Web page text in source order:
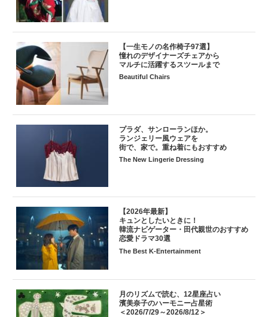
【一生モノの名作椅子97選】
憧れのデザイナーズチェアから
マルチに活躍するスツールまで
Beautiful Chairs
プラダ、サンローランほか。
ランジェリー風ウェアを
街で、家で。重ね着にもおすすめ
The New Lingerie Dressing
【2026年最新】
キュンとしたいときに！
韓流ナビゲーター・田代親世のおすすめ
恋愛ドラマ30選
The Best K-Entertainment
月のリズムで読む、12星座占い
濱美奈子のハーモニー占星術
＜2026/7/29～2026/8/12＞